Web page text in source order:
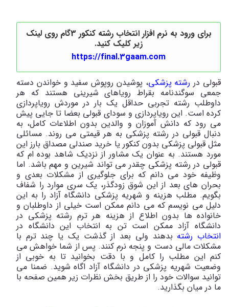
برای ورود به نرم افزار انتخاب رشته کنکور 3گام روی لینک
زیر کلیک کنید.
https://final.3gaam.com
قبولی در رشته پزشکی، پوشیدن روپوش سفید و خواندن دسته
جمعی سوگندنامه بقراط رویاهای شیرینی هستند که هر
داوطلب رشته تجربی حداقل یک بار در موردش رویاپردازی
کرده است. این رویاپردازی و سودای قبولی بعضا تا جایی پیش
می رود که دانش آموزان و والدین بدون اطلاعات کامل، به
دنبال قبولی در رشته پزشکی به هر قیمتی می روند. مسائلی
مثل قبولی پزشکی بدون کنکور یا خرید صندلی مصداق بارز این
مورد هستند. به عنوان یک مشاور از نزدیک شاهد بوده ام که
قبولی در رشته پزشکی چقدر می تواند شیرین و مهم باشد. اما
وظیفه خود می دانم که برای جلوگیری از مشکلات بعدی و
بحران های بعد از این شوق زودگذر، یک سری موارد را شفاف
بگویم. مطلب هزینه و شهریه پزشکی دانشگاه آزاد را به این
دلیل می نویسم که می دانم ممکن است خیلی از داوطلبان و
خانواده ها بدون اطلاع از هزینه هر ترم رشته پزشکی در
دانشگاه آزاد ممکن است تن به انتخاب این دانشگاه در
انتخاب رشته بدهند ولی بعد از گذشت یک یا چند ترم با
مشکلات مالی دست و پنجه نرم کنند. پس از شما خواهش می
کنم این مطلب را کامل و با دقت بخوانید تا به خوبی از
وضعیت شهریه پزشکی در دانشگاه آزاد اگاه شوید. ضمنا می
توانید سوالات خود را از طریق بخش نظرات زیر همین صفحه با
ما در میان بگذارید.